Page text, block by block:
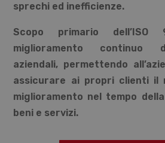
sprechi ed inefficienze.
Scopo primario
miglioramento continuo
aziendali, permettendo
assicurare ai propri clienti il
miglioramento nel tempo
beni e servizi.